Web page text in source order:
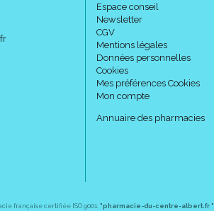
Espace conseil
Newsletter
CGV
Mentions légales
Données personnelles
Cookies
Mes préférences Cookies
Mon compte
Annuaire des pharmacies
française certifiée ISO 9001. "pharmacie-du-centre-albert.fr "